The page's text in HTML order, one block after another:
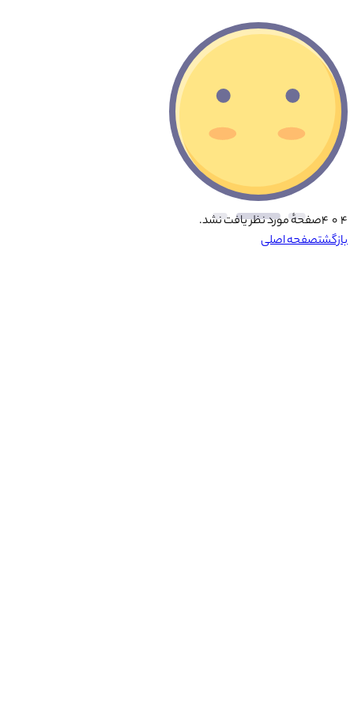
۴ ۰ ۴
صفحهٔ مورد نظر یافت نشد.
بازگشتصفحه اصلی